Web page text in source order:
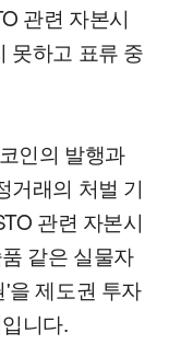
관련 자본시
못하고 표류 중
인의 발행과
거래의 처벌 기
관련 자본시
같은 실물자
을 제도권 투자
니다.